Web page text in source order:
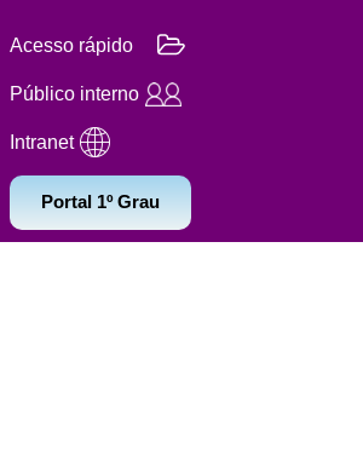
Acesso rápido
Público interno
Intranet
Portal 1º Grau